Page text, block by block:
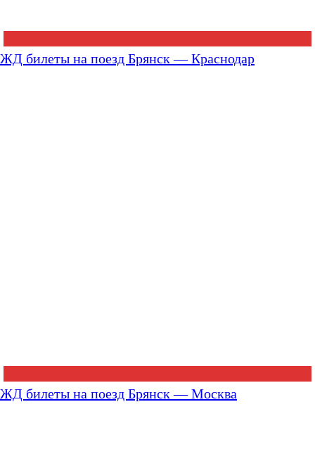
ЖД билеты на поезд Брянск — Краснодар
ЖД билеты на поезд Брянск — Москва